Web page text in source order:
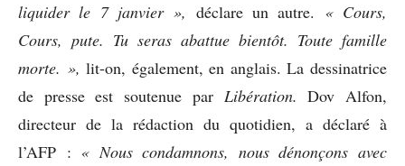
liquider le 7 janvier », déclare un autre. « Cours,
Cours, pute. Tu seras abattue bientôt. Toute famille
morte. », lit-on, également, en anglais. La dessinatrice
de presse est soutenue par Libération.Dov Alfon,
directeur de la rédaction du quotidien, a déclaré à
l’AFP : « Nous condamnons, nous dénonçons avec